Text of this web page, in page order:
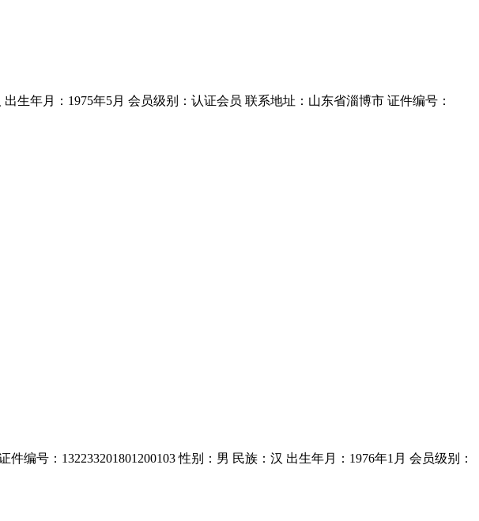
生年月：1975年5月 会员级别：认证会员 联系地址：山东省淄博市 证件编号：
编号：132233201801200103 性别：男 民族：汉 出生年月：1976年1月 会员级别：